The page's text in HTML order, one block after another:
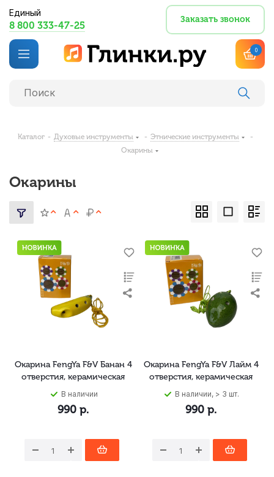
Единый
8 800 333-47-25
Заказать звонок
0
Каталог - Духовые инструменты - Этнические инструменты
-
Окарины
Окарины
Окарина FengYa F&V Банан 4
отверстия, керамическая
В наличии
990 р.
Окарина FengYa F&V Лайм 4
отверстия, керамическая
В наличии, > 3 шт.
990 р.